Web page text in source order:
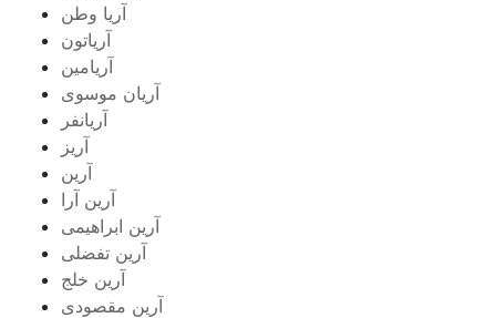
آریا وطن
آریاتون
آریامین
آریان موسوی
آریانفر
آریز
آرین
آرین آرا
آرین ابراهیمی
آرین تفضلی
آرین خلج
آرین مقصودی